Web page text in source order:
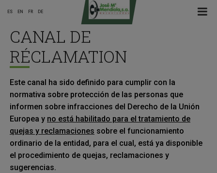
☰ Menu
Main
Menu
ES
ES EN FR DE
CANAL DE
RÉCLAMATION
Este canal ha sido definido para cumplir con la
normativa sobre protección de las personas que
informen sobre infracciones del Derecho de la Unión
Europea y no está habilitado para el tratamiento de
quejas y reclamaciones sobre el funcionamiento
ordinario de la entidad, para el cual, está ya disponible
el procedimiento de quejas, reclamaciones y
sugerencias.